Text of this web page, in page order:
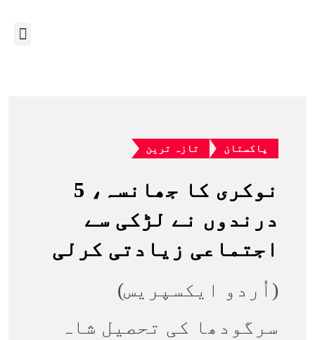
پاکستان تازہ ترین
نوکری کا جھانسہ، 5
درندوں نے لڑکی سے
اجتماعی زیادتی کرلی
(اُردو ایکسپریس)
سرگودھا کی تحصیل شاہ